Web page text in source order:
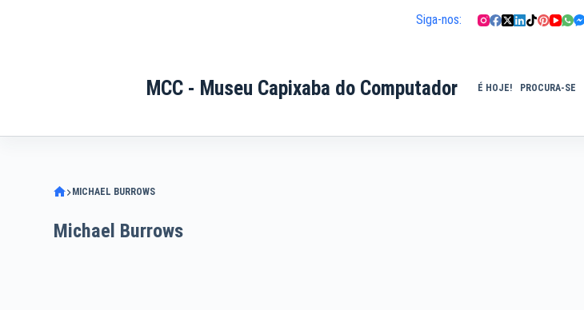
Siga-nos:
MCC - Museu Capixaba do Computador É HOJE! PROCURA-SE
MICHAEL BURROWS
Michael Burrows